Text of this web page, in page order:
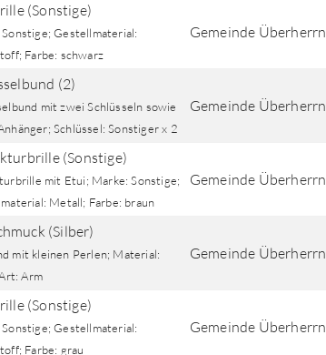
(Sonstige)
Gestellmaterial:
Farbe: schwarz
Gemeinde Überherrn
(2)
mit zwei Schlüsseln sowie
Schlüssel: Sonstiger x 2
Gemeinde Überherrn
(Sonstige)
mit Etui; Marke: Sonstige;
Metall; Farbe: braun
Gemeinde Überherrn
(Silber)
mit kleinen Perlen; Material:
Arm
Gemeinde Überherrn
(Sonstige)
Gestellmaterial:
Farbe: grau
Gemeinde Überherrn